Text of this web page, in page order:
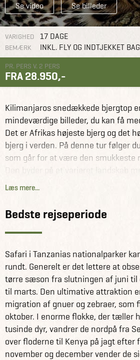
Se video Se billeder
VARIGHED 17 DAGE
BEMÆRK INKL. FLY OG INDTJEKKET
PR. PERS V. 2 PERS
FRA 28.950,-
Zanzibar
Rejseforslag
Big Five
trekking
Kilimanjaros snedækkede bjergtop
mindeværdige billeder, du kan få
Det er Afrikas højeste bjerg og det
bjerg i verden. På denne tur følger
som går for at være den smukkeste
Den byder på et varieret landskab
naturoplevelser og fantastiske
lyngarealer, stenørken og stejle
gletsjervandløb, sne og is.
Machame er en af de længere og
ruter til toppen (du trekker i alt ca.
Machame ruten giver bedre
end mange af de andre ruter,
større succes med at nå toppen på
Machame ruten sover du i telte, og
dagsrygsæk, resten af oppakningen
og maden tilberedes af en kok.
Læs mere...
Bedste rejseperiode
Safari i Tanzanias nationalparker
rundt. Generelt er det lettere at
tørre sæson fra slutningen af juni til
til marts. Den ultimative attraktion
migration af gnuer og zebraer, som
oktober. I enorme flokke, der tæller
tusinde dyr, vandrer de nordpå fra
over floderne til Kenya på jagt efter
november og december vender de